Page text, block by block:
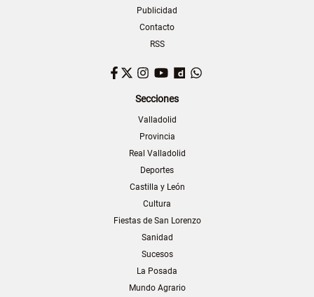
Publicidad
Contacto
RSS
Facebook
TwitterInstagram
YouTubeDailymotion
Secciones
Valladolid
Provincia
Real Valladolid
Deportes
Castilla y León
Cultura
Fiestas de San Lorenzo
Sanidad
Sucesos
La Posada
Mundo Agrario